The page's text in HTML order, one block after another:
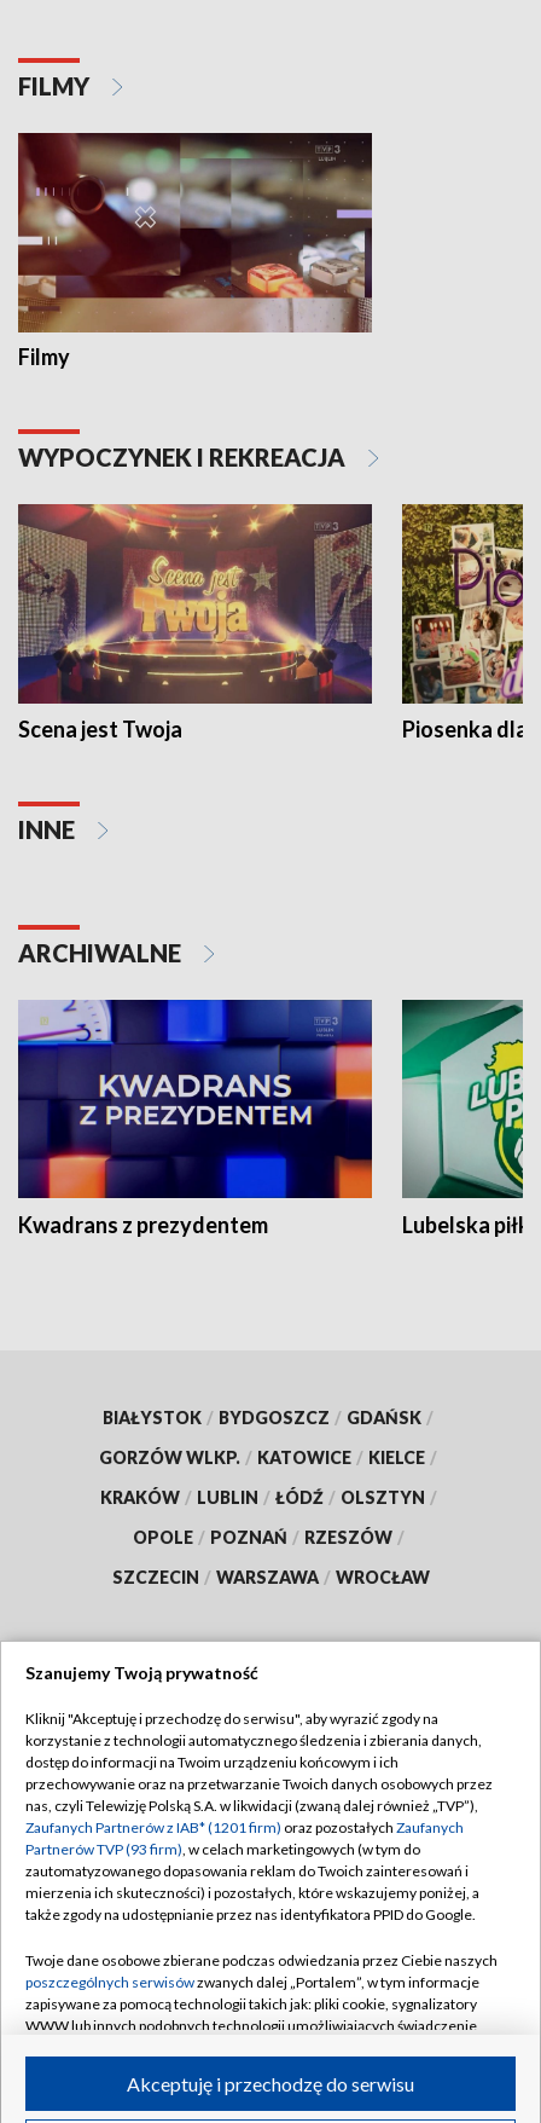
FILMY
Filmy
WYPOCZYNEK I REKREACJA
Scena jest Twoja Piosenka dla
INNE
ARCHIWALNE
Kwadrans z prezydentem Lubelska piłka
BIAŁYSTOK / BYDGOSZCZ / GDAŃSK /
GORZÓW WLKP. / KATOWICE / KIELCE /
KRAKÓW / LUBLIN / ŁÓDŹ / OLSZTYN /
OPOLE / POZNAŃ / RZESZÓW /
SZCZECIN / WARSZAWA / WROCŁAW
TVP
Abonament TVP
Emisja w TVP
Centrum informacji TVP
Naziemna Telewizja Cyfrowa
Rada Programowa
System NOS
Informacje o nadawcy
Program dla prasy
Regulamin TVP
Polityka prywatności
Moje zgody
Pomoc
Kontakt
Kanały
Szanujemy Twoją prywatność
Kliknij "Akceptuję i przechodzę do serwisu", aby wyrazić zgody na
korzystanie z technologii automatycznego śledzenia i zbierania danych,
dostęp do informacji na Twoim urządzeniu końcowym i ich
przechowywanie oraz na przetwarzanie Twoich danych osobowych przez
nas, czyli Telewizję Polską S.A. w likwidacji (zwaną dalej również „TVP”),
Zaufanych Partnerów z IAB* (1201 firm) oraz pozostałych Zaufanych
Partnerów TVP (93 firm), w celach marketingowych (w tym do
zautomatyzowanego dopasowania reklam do Twoich zainteresowań i
mierzenia ich skuteczności) i pozostałych, które wskazujemy poniżej, a
także zgody na udostępnianie przez nas identyfikatora PPID do Google.
Twoje dane osobowe zbierane podczas odwiedzania przez Ciebie naszych
poszczególnych serwisówzwanych dalej „Portalem”, w tym informacje
zapisywane za pomocą technologii takich jak: pliki cookie, sygnalizatory
WWW lub innych podobnych technologii umożliwiających świadczenie
ruchu w Internecie.Akceptuję i przechodzę do serwisu